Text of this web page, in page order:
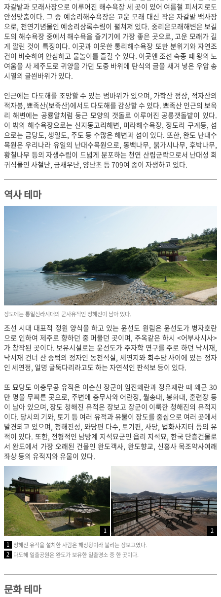
자갈밭과 모래사장으로 이루어진 해수욕장 세 곳이 있어 여름철 피서지로도
안성맞춤이다. 그 중 예송리해수욕장은 고운 모래 대신 작은 자갈밭 백사장
으로, 천연기념물인 예송리상록수림이 펼쳐져 있다. 중리은모래해변은 보길
도의 해수욕장 중에서 해수욕을 즐기기에 가장 좋은 곳으로, 고운 모래가 길
게 깔린 것이 특징이다. 이곳과 이웃한 통리해수욕장 또한 분위기와 자연조
건이 비슷하여 안심하고 물놀이를 즐길 수 있다. 이곳엔 조선 숙종 때 왕의 노
여움을 사 제주도로 귀양을 가던 도중 바위에 탄식의 글을 새겨 넣은 우암 송
시열의 글씐바위가 있다.
인근에는 다도해를 조망할 수 있는 범바위가 있으며, 가학산 정상, 적자산의
적자봉, 뾰족산(보죽산)에서도 다도해를 감상할 수 있다. 뾰족산 인근의 보옥
리 해변에는 공룡알처럼 둥근 모양의 갯돌로 이루어진 공룡갯돌밭이 있다.
이 밖의 해수욕장으로는 신지동고리해변, 미라해수욕장, 정도리 구계등, 섬
으로는 금당도, 생일도, 주도 등 수많은 해변과 섬이 있다. 또한, 완도 난대수
목원은 우리나라 유일의 난대수목원으로, 동백나무, 붉가시나무, 후박나무,
황칠나무 등의 자생수림이 드넓게 분포하는 천연 산림군락으로서 난대성 희
귀식물인 사철난, 금새우난, 양난초 등 709여 종이 자생하고 있다.
역사 테마
장도에는 통일신라시대의 군사유적인 청해진이 남아 있다.
조선 시대 대표적 정원 양식을 하고 있는 윤선도 원림은 윤선도가 병자호란
으로 인하여 제주로 향하던 중 머물던 곳이며, 주옥같은 하시 <어부사시사>
가 창작된 곳이다. 보유시설로는 윤선도가 주자학 연구를 주로 하던 낙서재,
낙서재 건너 산 중턱의 정자인 동천석실, 세연지와 회수담 사이에 있는 정자
인 세연정, 일명 굴뚝다리라고도 하는 자연석인 판석보 등이 있다.
또 묘당도 이충무공 유적은 이순신 장군이 임진왜란과 정유재란 때 왜군 30
만 명을 무찌른 곳으로, 주변에 충무사와 어란정, 월송대, 봉화대, 훈련장 등
이 남아 있으며, 장도 청해진 유적은 장보고 장군이 이룩한 청해진의 유적지
이다. 당시의 기와, 토기 등 여러 유적과 유물이 장도를 중심으로 여러 곳에서
발견되고 있으며, 청해진성, 와당편 다수, 토기편, 사당, 법화사지터 등의 유
적이 있다. 또한, 전형적인 남방계 지석묘군인 읍리 지석묘, 한국 단층건물로
서 완도에서 가장 오래된 건물인 완도객사, 완도향교, 신흥사 목조약사여래
좌상 등의 유적지와 유물이 있다.
1
2
1 청해진 유적을 설치한 사람은 해상왕이라 불리는 장보고였다.
2 다도해 일출공원은 완도가 보유한 일출명소 중 한 곳이다.
문화 테마